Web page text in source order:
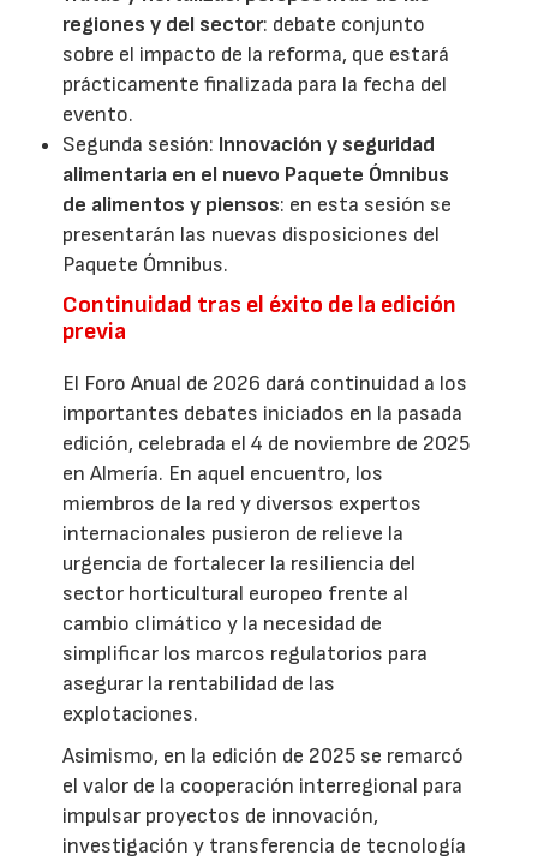
regiones y del sector: debate conjunto
sobre el impacto de la reforma, que estará
prácticamente finalizada para la fecha del
evento.
Segunda sesión: Innovación y seguridad
alimentaria en el nuevo Paquete Ómnibus
de alimentos y piensos: en esta sesión se
presentarán las nuevas disposiciones del
Paquete Ómnibus.
Continuidad tras el éxito de la edición
previa
El Foro Anual de 2026 dará continuidad a los
importantes debates iniciados en la pasada
edición, celebrada el 4 de noviembre de 2025
en Almería. En aquel encuentro, los
miembros de la red y diversos expertos
internacionales pusieron de relieve la
urgencia de fortalecer la resiliencia del
sector horticultural europeo frente al
cambio climático y la necesidad de
simplificar los marcos regulatorios para
asegurar la rentabilidad de las
explotaciones.
Asimismo, en la edición de 2025 se remarcó
el valor de la cooperación interregional para
impulsar proyectos de innovación,
investigación y transferencia de tecnología